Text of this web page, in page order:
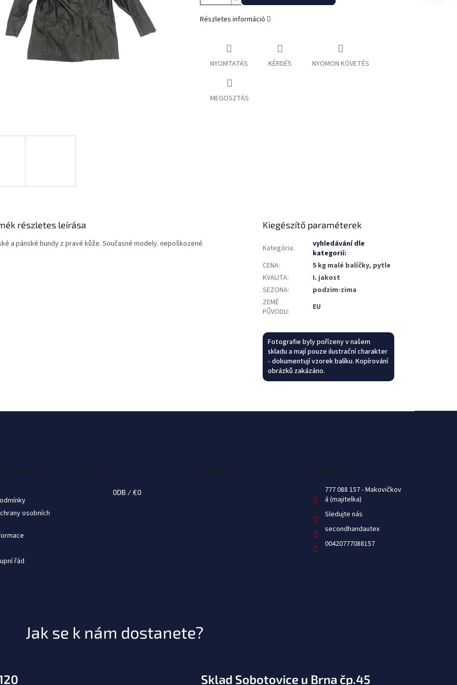
Részletes információ
NYOMTATÁS KÉRDÉS NYOMON KÖVETÉS
MEGOSZTÁS
részletes leírása
a pánské bundy z pravé kůže. Současné modely. nepoškozené
Kiegészítő paraméterek
Kategória:
vyhledávání dle
kategorií:
CENA:
5 kg malé balíčky, pytle
KVALITA:
I. jakost
SEZONA:
podzim-zima
ZEMĚ
PŮVODU: EU
Fotografie byly pořízeny v našem
skladu a mají pouze ilustrační charakter
- dokumentují vzorek balíku. Kopírování
obrázků zakázáno.
pro vás
osobních
řád
Kosár
0DB /€0
Facebook Kapcsolat
777 088 157
Sledujte nás
secondhandautex
00420777088157
Jak se k nám dostanete?
Sklad Sobotovice u Brna čp.45